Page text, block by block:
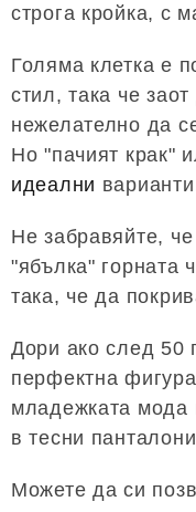
строга кройка, с
Голяма клетка е
стил, така че
нежелателно да
Но "пачият крак"
идеални
Не забравяйте,
"ябълка" горната
така, че да
Дори ако след 50
перфектна
младежката мода
в тесни
Можете да си